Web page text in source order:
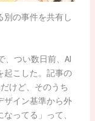
別の事件を共有し
、つい数日前、AI
起こした。記事の
けど、そのうち
ザイン基準から外
ってる」って、